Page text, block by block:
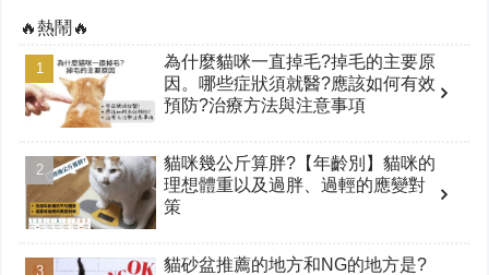
🔥熱鬧🔥
為什麼貓咪一直掉毛?掉毛的主要原
因。哪些症狀須就醫?應該如何有效
預防?治療方法與注意事項
貓咪幾公斤算胖?【年齡別】貓咪的
理想體重以及過胖、過輕的應變對
策
貓砂盆推薦的地方和NG的地方是?